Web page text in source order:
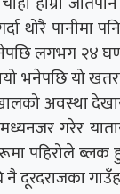
थोरै पानीमा
लगभग २४
भनेपछि यो
अवस्था
गरेर
पहिरोले ब्लक
दूरदराजका